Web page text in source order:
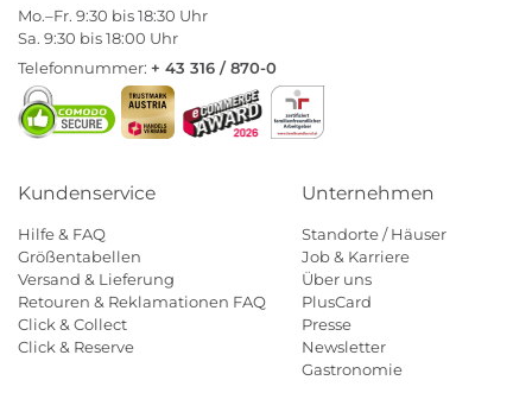
Mo.–Fr. 9:30 bis 18:30 Uhr
Sa. 9:30 bis 18:00 Uhr
Telefonnummer: + 43 316 / 870-0
Kundenservice
Hilfe & FAQ
Größentabellen
Versand & Lieferung
Retouren & Reklamationen FAQ
Click & Collect
Click & Reserve
Unternehmen
Standorte / Häuser
Job & Karriere
Über uns
PlusCard
Presse
Newsletter
Gastronomie